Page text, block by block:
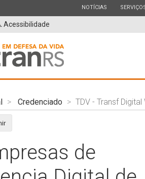
ESTADO
NOTÍCIAS ESTADO
Acessibilidade
Credenciado TDV - Transf
de